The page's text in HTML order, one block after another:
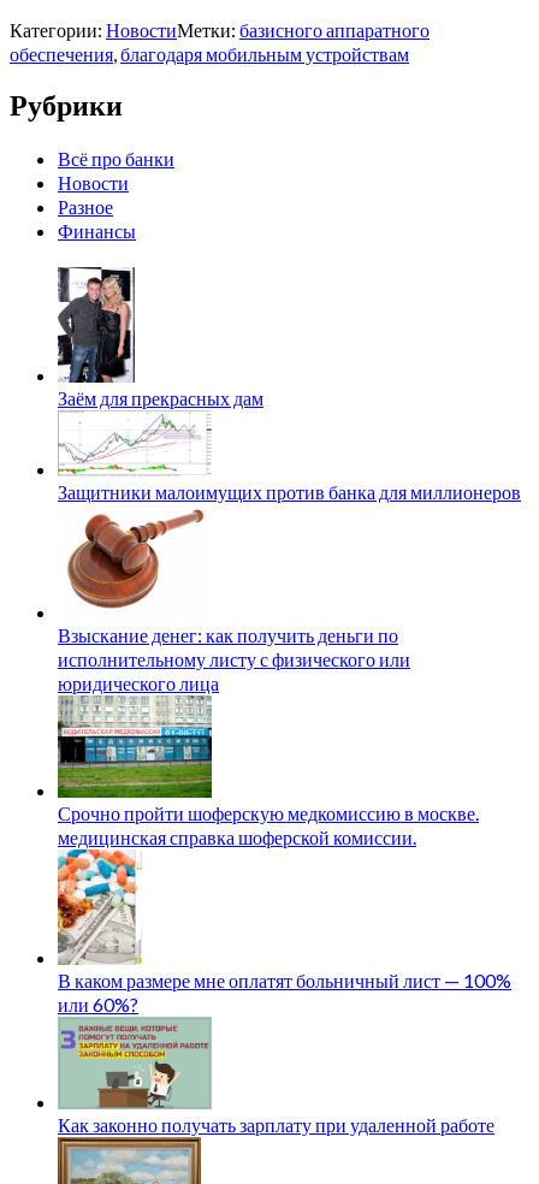
Категории: НовостиМетки: базисного аппаратного
обеспечения,благодаря мобильным устройствам
Рубрики
Всё про банки
Новости
Разное
Финансы
Заём для прекрасных дам
Защитники малоимущих против банка для миллионеров
Взыскание денег: как получить деньги по
исполнительному листу с физического или
юридического лица
Срочно пройти шоферскую медкомиссию в москве.
медицинская справка шоферской комиссии.
В каком размере мне оплатят больничный лист — 100%
или 60%?
Как законно получать зарплату при удаленной работе